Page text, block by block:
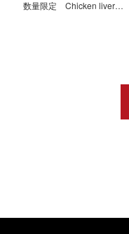
数量限定 Chicken liver…